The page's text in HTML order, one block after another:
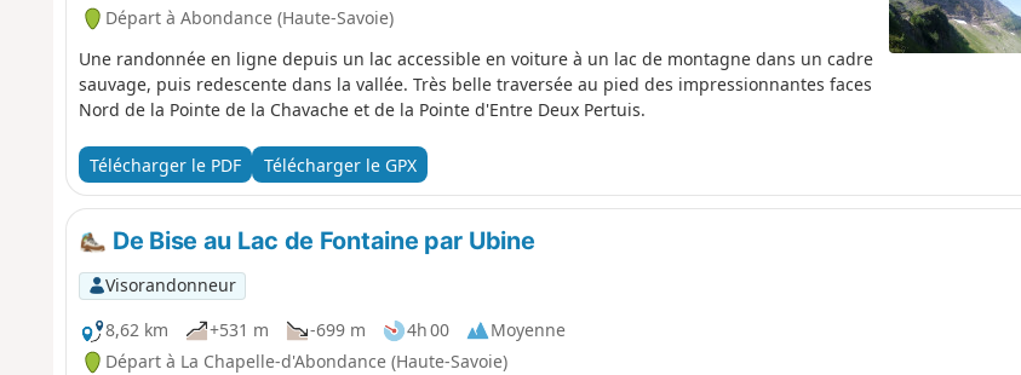
Départ à Abondance (Haute-Savoie)
Une randonnée en ligne depuis un lac accessible en voiture à un lac de montagne dans un cadre
sauvage, puis redescente dans la vallée. Très belle traversée au pied des impressionnantes faces
Nord de la Pointe de la Chavache et de la Pointe d'Entre Deux Pertuis.
Télécharger le PDF Télécharger le GPX
De Bise au Lac de Fontaine par Ubine
Visorandonneur
8,62 km
+531 m -699 m 4h 00
Moyenne
Départ à La Chapelle-d'Abondance (Haute-Savoie)